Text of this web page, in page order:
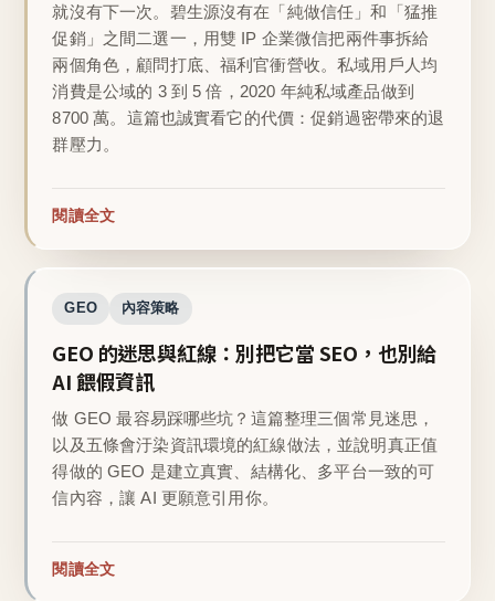
就沒有下一次。碧生源沒有在「純做信任」和「猛推
促銷」之間二選一，用雙 IP 企業微信把兩件事拆給
兩個角色，顧問打底、福利官衝營收。私域用戶人均
消費是公域的 3 到 5 倍，2020 年純私域產品做到
8700 萬。這篇也誠實看它的代價：促銷過密帶來的退
群壓力。
閱讀全文
GEO 內容策略
GEO 的迷思與紅線：別把它當 SEO，也別給
AI 餵假資訊
做 GEO 最容易踩哪些坑？這篇整理三個常見迷思，
以及五條會汙染資訊環境的紅線做法，並說明真正值
得做的 GEO 是建立真實、結構化、多平台一致的可
信內容，讓 AI 更願意引用你。
閱讀全文